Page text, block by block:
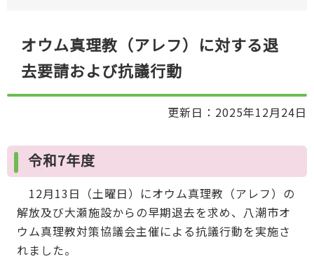
オウム真理教（アレフ）に対する退
去要請および抗議行動
更新日：2025年12月24日
令和7年度
12月13日（土曜日）にオウム真理教（アレフ）の
解放及び大瀬施設からの早期退去を求め、八潮市オ
ウム真理教対策協議会主催による抗議行動を実施さ
れました。